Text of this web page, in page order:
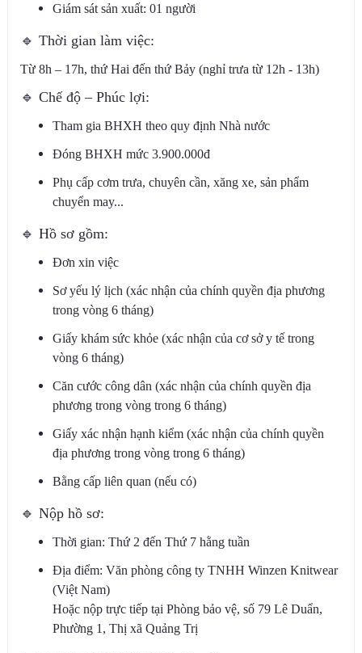
Giám sát sản xuất: 01 người
🔹 Thời gian làm việc:
Từ 8h – 17h, thứ Hai đến thứ Bảy (nghỉ trưa từ 12h - 13h)
🔹 Chế độ – Phúc lợi:
Tham gia BHXH theo quy định Nhà nước
Đóng BHXH mức 3.900.000đ
Phụ cấp cơm trưa, chuyên cần, xăng xe, sản phẩm
chuyển may...
🔹 Hồ sơ gồm:
Đơn xin việc
Sơ yếu lý lịch (xác nhận của chính quyền địa phương
trong vòng 6 tháng)
Giấy khám sức khỏe (xác nhận của cơ sở y tế trong
vòng 6 tháng)
Căn cước công dân (xác nhận của chính quyền địa
phương trong vòng trong 6 tháng)
Giấy xác nhận hạnh kiểm (xác nhận của chính quyền
địa phương trong vòng trong 6 tháng)
Bằng cấp liên quan (nếu có)
🔹 Nộp hồ sơ:
Thời gian: Thứ 2 đến Thứ 7 hằng tuần
Địa điểm: Văn phòng công ty TNHH Winzen Knitwear
(Việt Nam)
Hoặc nộp trực tiếp tại Phòng bảo vệ, số 79 Lê Duẩn,
Phường 1, Thị xã Quảng Trị